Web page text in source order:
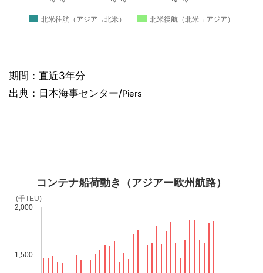
北米往航（アジア→北米） 北米復航（北米→アジア）
期間：直近3年分
出典：日本海事センター/Piers
コンテナ船荷動き（アジアー欧州航路）
1,500
2,000
(千TEU)